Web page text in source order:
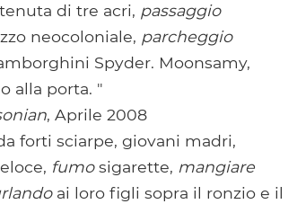
di tre acri, passaggio
neocoloniale, parcheggio
Spyder. Moonsamy,
alla porta. "
, Aprile 2008
forti sciarpe, giovani madri,
fumosigarette, mangiare
ai loro figli sopra il ronzio e il